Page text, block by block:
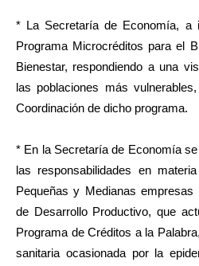
* La Secretaría de Economía, a
Programa Microcréditos para el
Bienestar, respondiendo a una
las poblaciones más
Coordinación de dicho programa.
* En la Secretaría de Economía
las responsabilidades en
Pequeñas y Medianas
de Desarrollo Productivo, que
Programa de Créditos a la
sanitaria ocasionada por la